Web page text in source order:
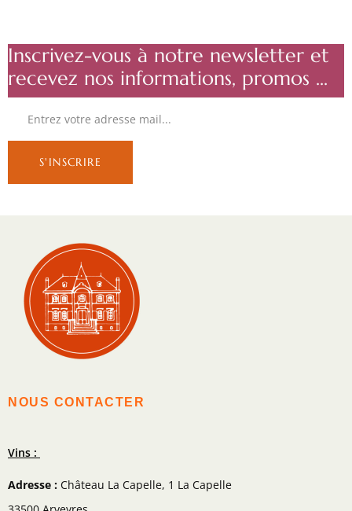
Inscrivez-vous à notre newsletter et
recevez nos informations, promos ...
NOUS CONTACTER
Vins :
Adresse : Château La Capelle, 1 La Capelle